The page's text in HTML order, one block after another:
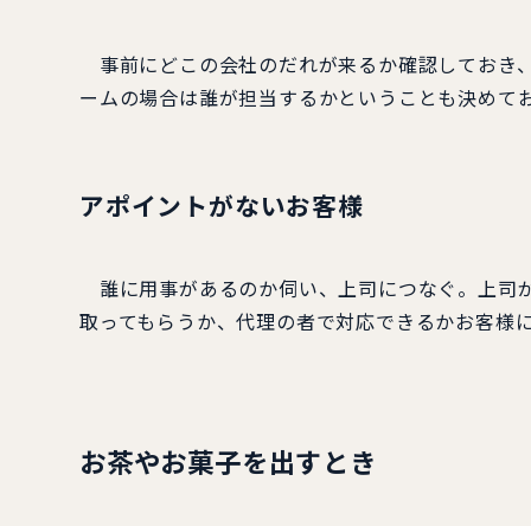
事前にどこの会社のだれが来るか確認しておき
ームの場合は誰が担当するかということも決めて
アポイントがないお客様
誰に用事があるのか伺い、上司につなぐ。上司
取ってもらうか、代理の者で対応できるかお客様
お茶やお菓子を出すとき